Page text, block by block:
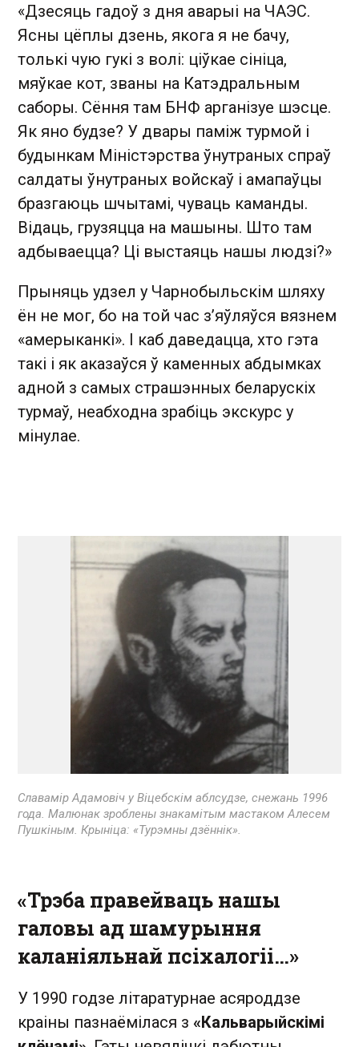
«Дзесяць гадоў з дня аварыі на ЧАЭС.
Ясны цёплы дзень, якога я не бачу,
толькі чую гукі з волі: ціўкае сініца,
мяўкае кот, званы на Катэдральным
саборы. Сёння там БНФ арганізуе шэсце.
Як яно будзе? У двары паміж турмой i
будынкам Міністэрства ўнутраных спраў
салдаты ўнутраных войскаў i амапаўцы
бразгаюць шчытамі, чуваць каманды.
Відаць, грузяцца на машыны. Што там
адбываецца? Ці выстаяць нашы людзі?»
Прыняць удзел у Чарнобыльскім шляху
ён не мог, бо на той час з’яўляўся вязнем
«амерыканкі». І каб даведацца, хто гэта
такі і як аказаўся ў каменных абдымках
адной з самых страшэнных беларускіх
турмаў, неабходна зрабіць экскурс у
мінулае.
Славамір Адамовіч у Віцебскім аблсудзе, снежань 1996
года. Малюнак зроблены знакамітым мастаком Алесем
Пушкіным. Крыніца: «Турэмны дзённік».
«Трэба правейваць нашы
галовы ад шамурыння
каланіяльнай псіхалогіі…»
У 1990 годзе літаратурнае асяроддзе
краіны пазнаёмілася з «Кальварыйскімі